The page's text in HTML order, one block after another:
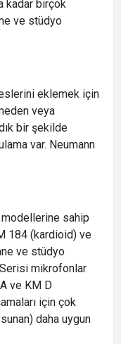
kadar birçok
ve stüdyo
eklemek için
veya
bir şekilde
var. Neumann
sahip
184 (kardioid) ve
ve stüdyo
Serisi mikrofonlar
ve KM D
için çok
daha uygun